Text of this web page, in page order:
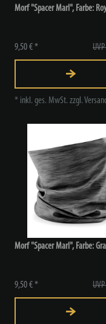
Morf "Spacer Marl", Farbe:
9,50 € *
* inkl. ges. MwSt. zzgl.
Morf "Spacer Marl", Farbe:
9,50 € *